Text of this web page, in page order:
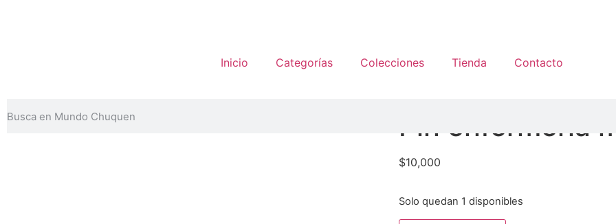
Inicio Categorías Colecciones Tienda Contacto
Pin enfermería
$10,000
Solo quedan 1 disponibles